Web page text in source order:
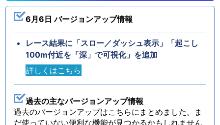
6月6日 バージョンアップ情報
レース結果に「スロー／ダッシュ表示」「起こし
100m付近を「深」で可視化」を追加
詳しくはこちら
過去の主なバージョンアップ情報
過去のバージョンアップはこちらにまとめました。ま
だ使っていない便利な機能が見つかるかもしれません